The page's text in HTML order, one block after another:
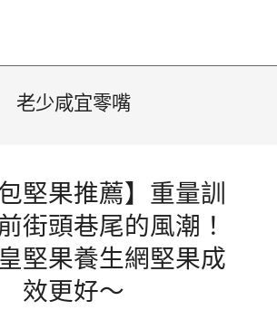
老少咸宜零嘴
包堅果推薦】重量訓
街頭巷尾的風潮！
堅果養生網堅果成
效更好～